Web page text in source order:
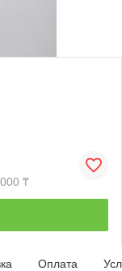
₸
Оплата